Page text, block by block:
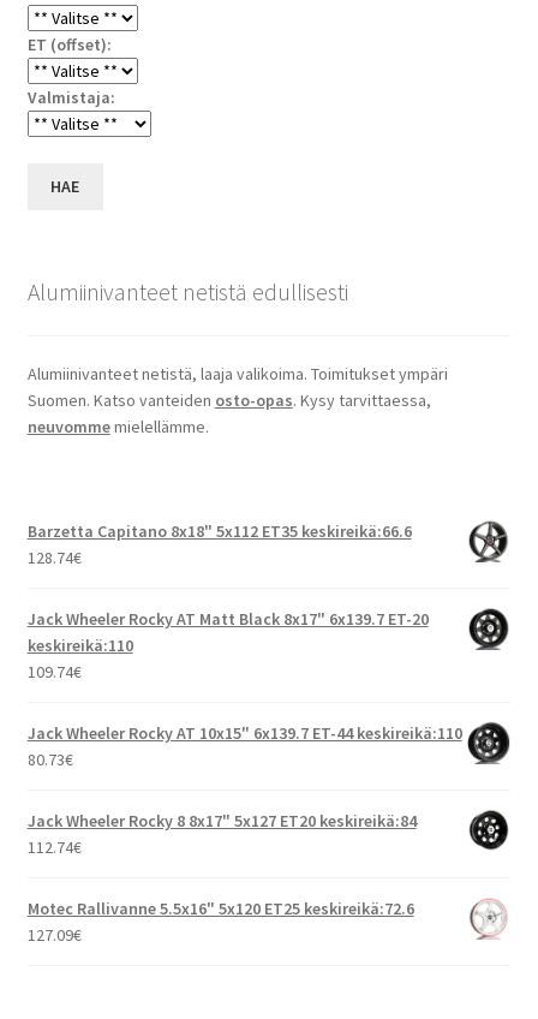
ET (offset):
Valmistaja:
HAE
Alumiinivanteet netistä edullisesti
Alumiinivanteet netistä, laaja valikoima. Toimitukset ympäri
Suomen. Katso vanteiden osto-opas. Kysy tarvittaessa,
neuvommemielellämme.
Barzetta Capitano 8x18" 5x112 ET35 keskireikä:66.6
128.74€
Jack Wheeler Rocky AT Matt Black 8x17" 6x139.7 ET-20
keskireikä:110
109.74€
Jack Wheeler Rocky AT 10x15" 6x139.7 ET-44 keskireikä:110
80.73€
Jack Wheeler Rocky 8 8x17" 5x127 ET20 keskireikä:84
112.74€
Motec Rallivanne 5.5x16" 5x120 ET25 keskireikä:72.6
127.09€